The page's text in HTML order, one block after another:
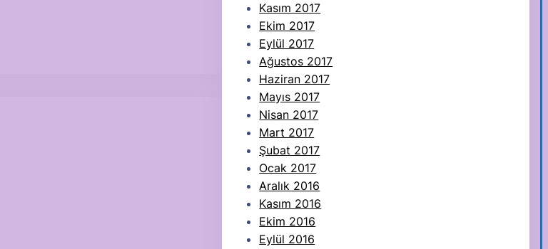
Kasım 2017
Ekim 2017
Eylül 2017
Ağustos 2017
Haziran 2017
Mayıs 2017
Nisan 2017
Mart 2017
Şubat 2017
Ocak 2017
Aralık 2016
Kasım 2016
Ekim 2016
Eylül 2016